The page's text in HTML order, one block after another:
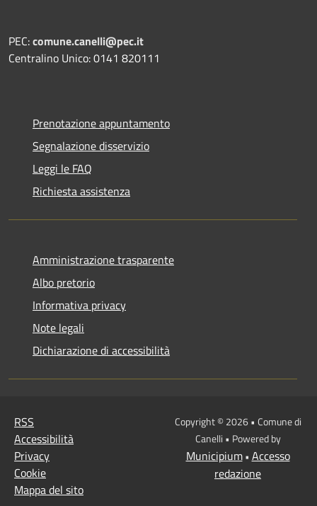
PEC:comune.canelli@pec.it
Centralino Unico: 0141 820111
Prenotazione appuntamento
Segnalazione disservizio
Leggi le FAQ
Richiesta assistenza
Amministrazione trasparente
Albo pretorio
Informativa privacy
Note legali
Dichiarazione di accessibilità
RSS
Accessibilità
Privacy
Cookie
Mappa del sito
Copyright © 2026 • Comune di
Canelli • Powered by
Municipium• Accesso
redazione